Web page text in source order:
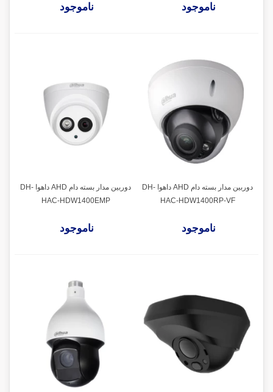
ناموجود ناموجود
دوربین مدار بسته دام AHD داهوا DH-
HAC-HDW1400RP-VF
ناموجود
دوربین مدار بسته دام AHD داهوا DH-
HAC-HDW1400EMP
ناموجود